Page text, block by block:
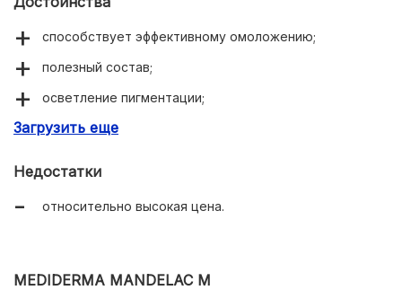
способствует эффективному омоложению;
полезный состав;
осветление пигментации;
антибактериальное воздействие;
Загрузить еще
Недостатки
относительно высокая цена.
MEDIDERMA MANDELAC M